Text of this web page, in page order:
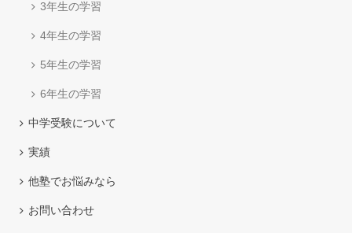
3年生の学習
4年生の学習
5年生の学習
6年生の学習
中学受験について
実績
他塾でお悩みなら
お問い合わせ